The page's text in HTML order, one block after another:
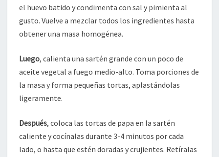
el huevo batido y condimenta con sal y pimienta al
gusto. Vuelve a mezclar todos los ingredientes hasta
obtener una masa homogénea.
Luego, calienta una sartén grande con un poco de
aceite vegetal a fuego medio-alto. Toma porciones de
la masa y forma pequeñas tortas, aplastándolas
ligeramente.
Después, coloca las tortas de papa en la sartén
caliente y cocínalas durante 3-4 minutos por cada
lado, o hasta que estén doradas y crujientes. Retíralas